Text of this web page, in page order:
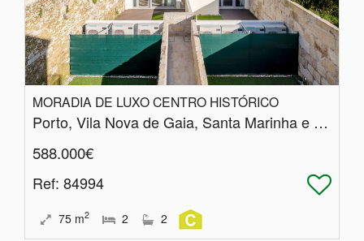
MORADIA DE LUXO CENTRO HISTÓRICO
Porto, Vila Nova de Gaia, Santa Marinha e São Pedro da Afurada
588.000€
Ref: 84994
75 m2 2 2